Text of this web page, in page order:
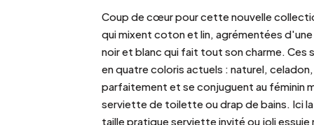
Coup de cœur pour cette nouvelle
qui mixent coton et lin, agrémentées
noir et blanc qui fait tout son charme.
en quatre coloris actuels : naturel,
parfaitement et se conjuguent au féminin
serviette de toilette ou drap de bains. Ici
taille pratique serviette invité ou joli essuie